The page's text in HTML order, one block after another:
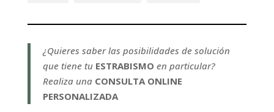
¿Quieres saber las posibilidades de solución
que tiene tu ESTRABISMO en particular?
Realiza una CONSULTA ONLINE
PERSONALIZADA